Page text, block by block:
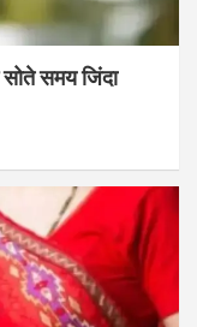
समय जिंदा